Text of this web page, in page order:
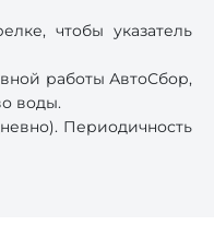
чтобы указатель
работы АвтоСбор,
воды.
Периодичность